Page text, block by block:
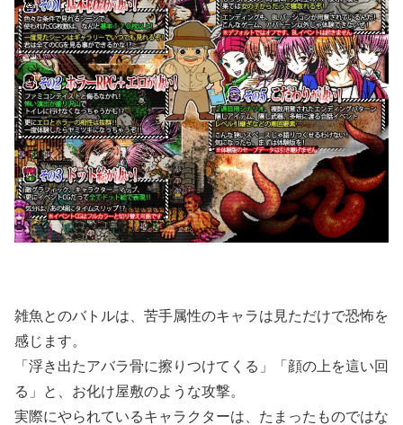
雑魚とのバトルは、苦手属性のキャラは見ただけで恐怖を
感じます。
「浮き出たアバラ骨に擦りつけてくる」「顔の上を這い回
る」と、お化け屋敷のような攻撃。
実際にやられているキャラクターは、たまったものではな